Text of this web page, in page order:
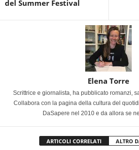
del Summer Festival
Elena Torre
Scrittrice e giornalista, ha pubblicato romanzi,
Collabora con la pagina della cultura del
DaSapere nel 2010 e da allora se
ARTICOLI CORRELATI ALTRO